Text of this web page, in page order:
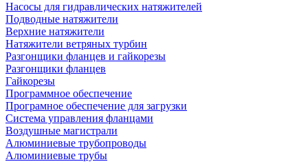
Насосы для гидравлических натяжителей
Подводные натяжители
Верхние натяжители
Натяжители ветряных турбин
Разгонщики фланцев и гайкорезы
Разгонщики фланцев
Гайкорезы
Программное обеспечение
Програмное обеспечение для загрузки
Система управления фланцами
Воздушные магистрали
Алюминиевые трубопроводы
Алюминиевые трубы